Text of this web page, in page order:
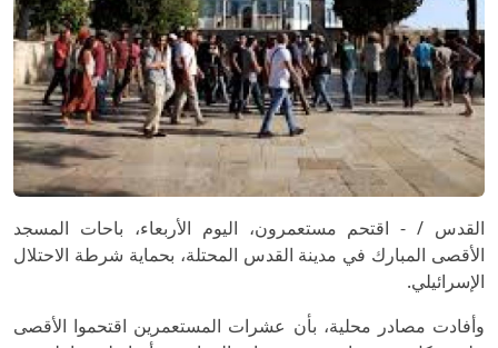
القدس / - اقتحم مستعمرون، اليوم الأربعاء، باحات المسجد
الأقصى المبارك في مدينة القدس المحتلة، بحماية شرطة الاحتلال
الإسرائيلي.
وأفادت مصادر محلية، بأن عشرات المستعمرين اقتحموا الأقصى